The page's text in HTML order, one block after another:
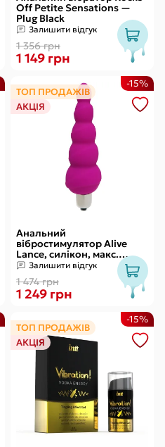
Off Petite Sensations —
Plug Black
Залишити відгук
1 356 грн
1 149 грн
ТОП ПРОДАЖІВ
АКЦІЯ
Анальний
вібростимулятор Alive
Lance, силікон, макс.
діаметр 2,9 см
(передостання кулька)
Залишити відгук
1 474 грн
-15%
1 249 грн
ТОП ПРОДАЖІВ
АКЦІЯ
-15%